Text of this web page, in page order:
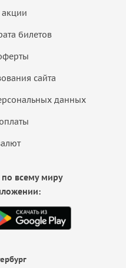
билетов
сайта
данных
по всему миру